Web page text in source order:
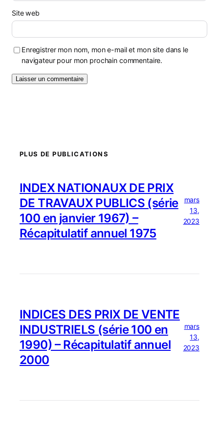
Site web
Enregistrer mon nom, mon e-mail et mon site dans le
navigateur pour mon prochain commentaire.
PLUS DE PUBLICATIONS
INDEX NATIONAUX DE PRIX
DE TRAVAUX PUBLICS (série
100 en janvier 1967) –
Récapitulatif annuel 1975
mars
13,
2023
INDICES DES PRIX DE VENTE
INDUSTRIELS (série 100 en
1990) – Récapitulatif annuel
2000
mars
13,
2023